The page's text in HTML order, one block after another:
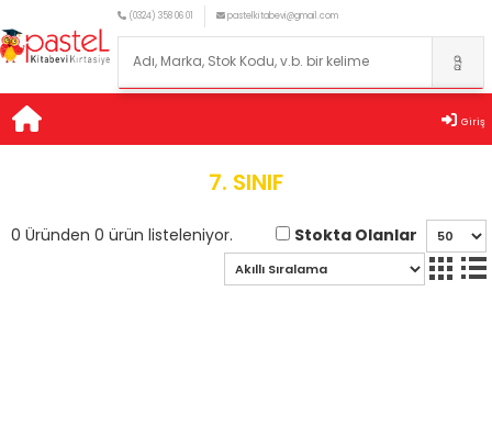
(0324) 358 06 01 pastelkitabevi@gmail.com
Giriş
7. SINIF
0 Üründen 0 ürün listeleniyor. Stokta Olanlar